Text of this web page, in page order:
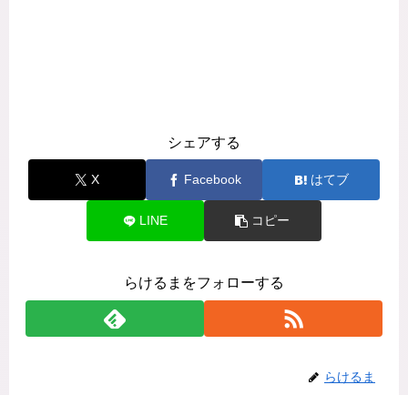
シェアする
X Facebook はてブ
LINE コピー
らけるまをフォローする
らけるま